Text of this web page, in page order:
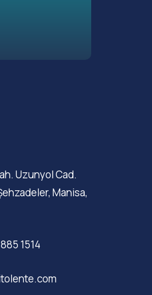
Uzunyol Cad.
Manisa,
1514